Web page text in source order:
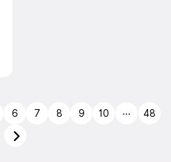
6 7 8 9 10 ... 48